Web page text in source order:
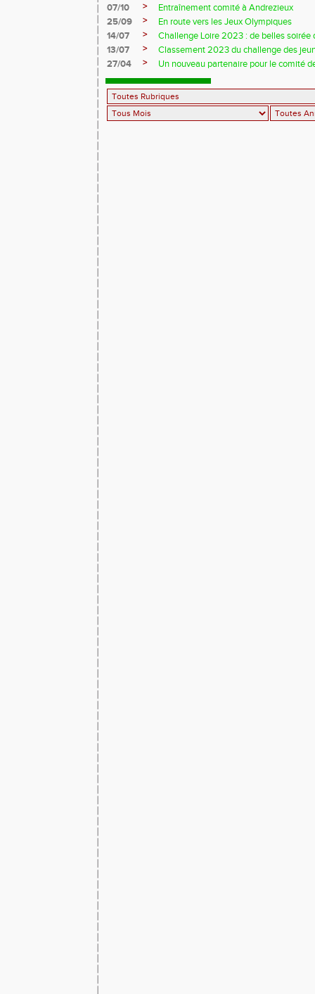
07/10
>
Entraînement comité à Andrezieux
25/09
>
En route vers les Jeux Olympiques
14/07
>
Challenge Loire 2023 : de belles soirée
13/07
>
Classement 2023 du challenge des
27/04
> Un nouveau partenaire pour le comité